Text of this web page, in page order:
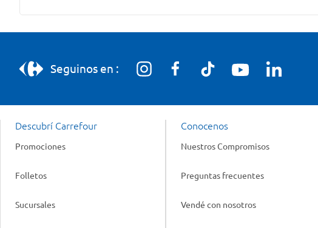
Seguinos en :
Descubrí Carrefour
Promociones
Folletos
Sucursales
Conocenos
Nuestros Compromisos
Preguntas frecuentes
Vendé con nosotros